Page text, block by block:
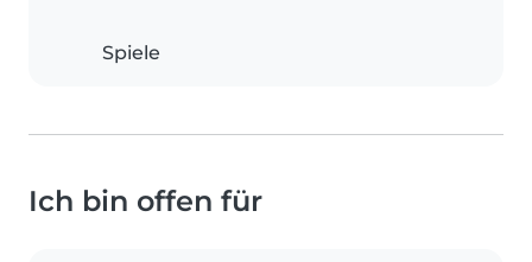
Spiele
Ich bin offen für